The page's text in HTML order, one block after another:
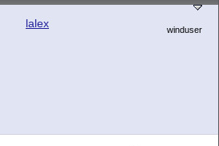
lalex winduser